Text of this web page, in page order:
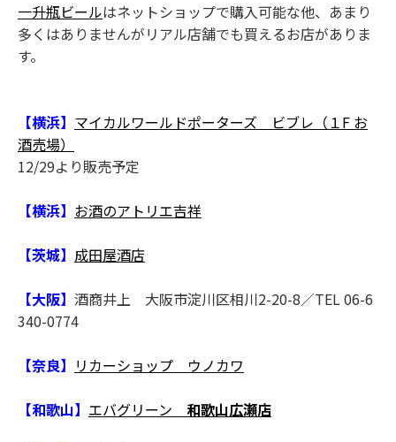
一升瓶ビールはネットショップで購入可能な他、あまり
多くはありませんがリアル店舗でも買えるお店がありま
す。
【横浜】 マイカルワールドポーターズ ビブレ（１F お
酒売場）
12/29より販売予定
【横浜】 お酒のアトリエ吉祥
【茨城】 成田屋酒店
【大阪】 酒商井上 大阪市淀川区相川2-20-8／TEL 06-6
340-0774
【奈良】 リカーショップ ウノカワ
【和歌山】 エバグリーン 和歌山広瀬店